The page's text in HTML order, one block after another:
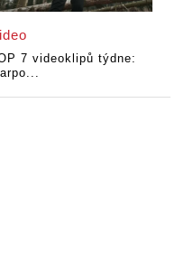
7 videoklipů týdne: